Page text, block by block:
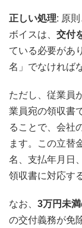
正しい処理: 原
ボイスは、 交付
ている必要があ
名」でなければ
ただし、従業員
業員宛の領収書
ることで、会社
ます。この立替
名、支払年月日
領収書に対応す
なお、 3万円未
の交付義務が免